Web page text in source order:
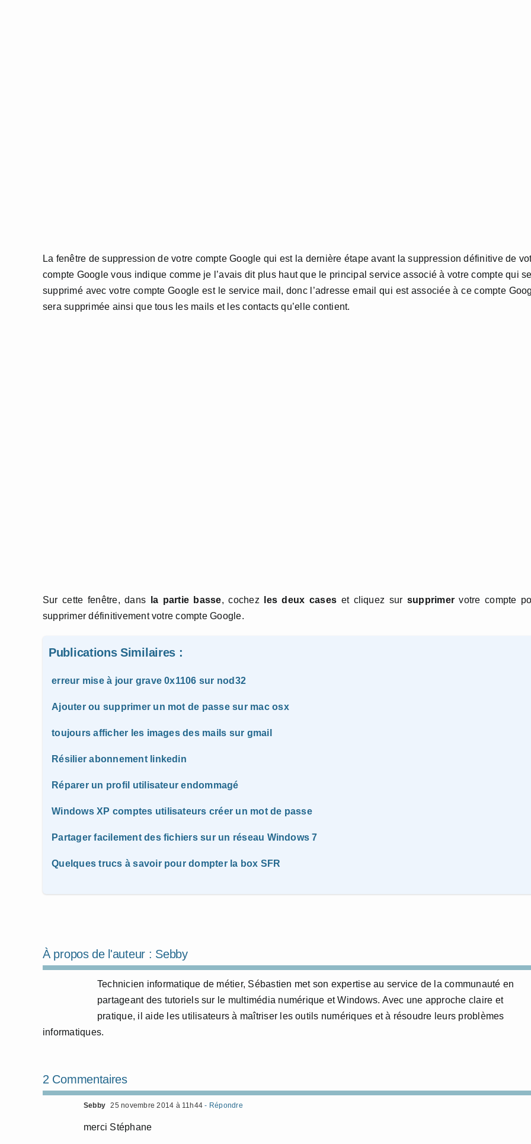
La fenêtre de suppression de votre compte Google qui est la dernière étape avant la suppression définitive de
compte Google vous indique comme je l’avais dit plus haut que le principal service associé à votre compte qui
supprimé avec votre compte Google est le service mail, donc l’adresse email qui est associée à ce compte
sera supprimée ainsi que tous les mails et les contacts qu’elle contient.
Sur cette fenêtre, dans la partie basse, cochez les deux cases et cliquez sur supprimer votre compte
supprimer définitivement votre compte Google.
Publications Similaires :
erreur mise à jour grave 0x1106 sur nod32
Ajouter ou supprimer un mot de passe sur mac osx
toujours afficher les images des mails sur gmail
Résilier abonnement linkedin
Réparer un profil utilisateur endommagé
Windows XP comptes utilisateurs créer un mot de passe
Partager facilement des fichiers sur un réseau Windows 7
Quelques trucs à savoir pour dompter la box SFR
À propos de l'auteur : Sebby
Technicien informatique de métier, Sébastien met son expertise au service de la communauté en
partageant des tutoriels sur le multimédia numérique et Windows. Avec une approche claire et
pratique, il aide les utilisateurs à maîtriser les outils numériques et à résoudre leurs problèmes
informatiques.
2 Commentaires
Sebby 25 novembre 2014 à 11h44 - Répondre
merci Stéphane